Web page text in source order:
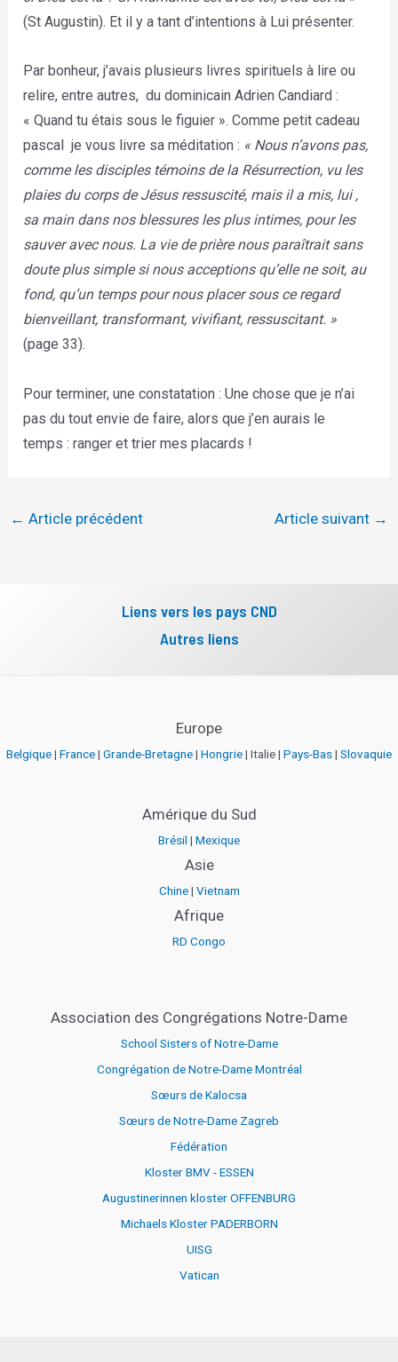
(St Augustin). Et il y a tant d’intentions à Lui présenter.
Par bonheur, j’avais plusieurs livres spirituels à lire ou
relire, entre autres, du dominicain Adrien Candiard :
« Quand tu étais sous le figuier ». Comme petit cadeau
pascal
je vous livre sa méditation : « Nous n’avons pas,
comme les disciples témoins de la Résurrection, vu les
plaies du corps de Jésus ressuscité, mais il a mis, lui ,
sa main dans nos blessures les plus intimes, pour les
sauver avec nous. La vie de prière nous paraîtrait sans
doute plus simple si nous acceptions qu’elle ne soit, au
fond, qu’un temps pour nous placer sous ce regard
bienveillant, transformant, vivifiant, ressuscitant. »
(page 33).
Pour terminer, une constatation : Une chose que je n’ai
pas du tout envie de faire, alors que j’en aurais le
temps : ranger et trier mes placards !
← Article précédent Article suivant →
Liens vers les pays CND
Autres liens
Europe
Belgique| France| Grande-Bretagne| Hongrie| Italie | Pays-Bas| Slovaquie
Amérique du Sud
Brésil | Mexique
Asie
Chine| Vietnam
Afrique
RD Congo
Association des Congrégations Notre-Dame
School Sisters of Notre-Dame
Congrégation de Notre-Dame Montréal
Sœurs de Kalocsa
Sœurs de Notre-Dame Zagreb
Fédération
Kloster BMV - ESSEN
Augustinerinnen kloster OFFENBURG
Michaels Kloster PADERBORN
UISG
Vatican